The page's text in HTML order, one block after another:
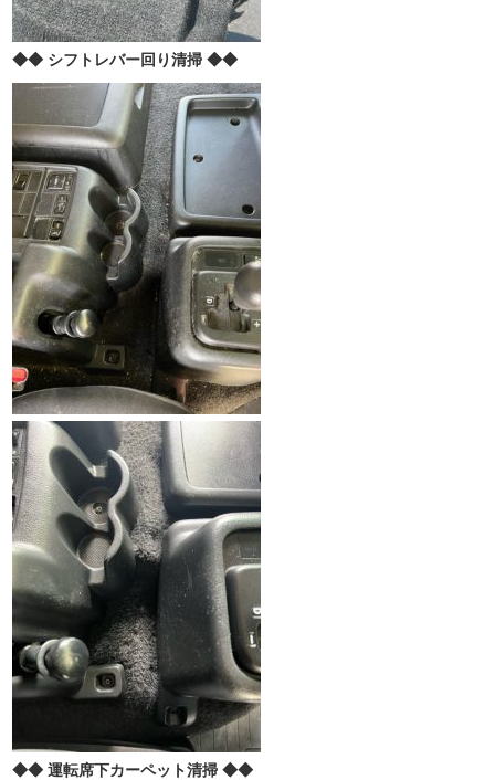
◆◆ シフトレバー回り清掃 ◆◆
◆◆ 運転席下カーペット清掃 ◆◆